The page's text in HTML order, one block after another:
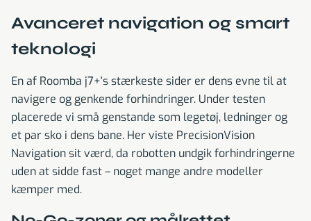
Avanceret navigation og smart
teknologi
En af Roomba j7+'s stærkeste sider er dens evne til at
navigere og genkende forhindringer. Under testen
placerede vi små genstande som legetøj, ledninger og
et par sko i dens bane. Her viste PrecisionVision
Navigation sit værd, da robotten undgik forhindringerne
uden at sidde fast – noget mange andre modeller
kæmper med.